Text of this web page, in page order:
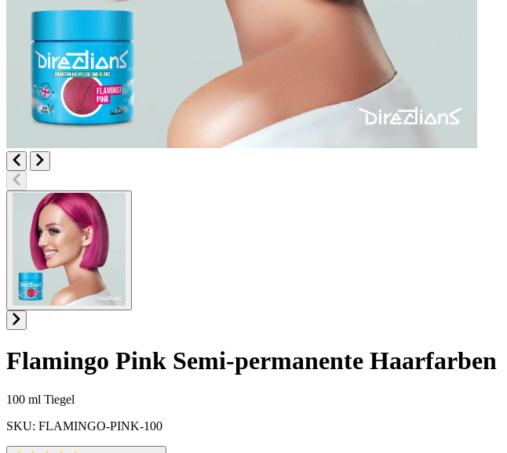
Flamingo Pink Semi-permanente Haarfarben
Produktinformatione
100 ml Tiegel
SKU: FLAMINGO-PINK-100